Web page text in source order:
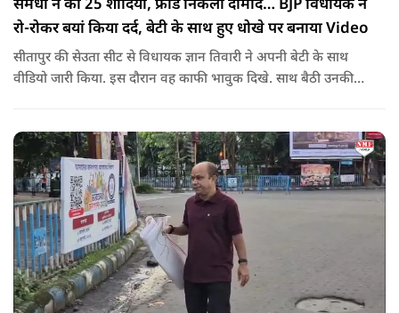
समधी ने की 25 शादियां, फ्रॉड निकला दामाद… BJP विधायक ने
रो-रोकर बयां किया दर्द, बेटी के साथ हुए धोखे पर बनाया Video
सीतापुर की सेउता सीट से विधायक ज्ञान तिवारी ने अपनी बेटी के साथ
वीडियो जारी किया. इस दौरान वह काफी भावुक दिखे. साथ बैठी उनकी